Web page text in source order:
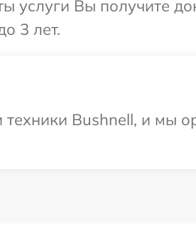
услуги Вы получите
3 лет.
Bushnell, и мы